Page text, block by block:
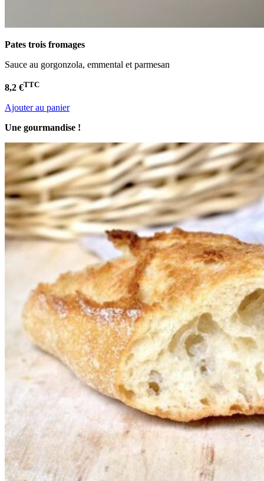
Pates trois fromages
Sauce au gorgonzola, emmental et parmesan
8,2 €TTC
Ajouter au panier
Une gourmandise !